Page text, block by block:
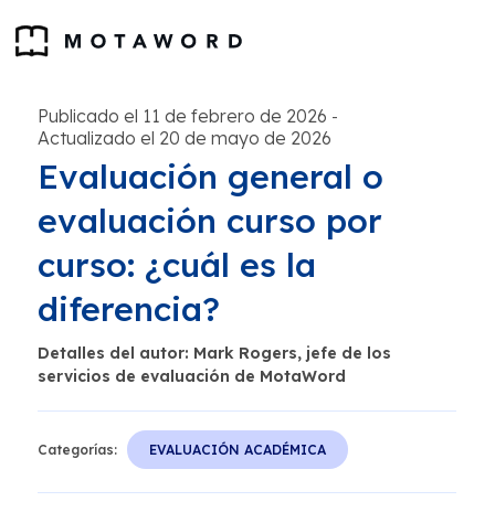
Publicado el 11 de febrero de 2026 -
Actualizado el 20 de mayo de 2026
Evaluación general o
evaluación curso por
curso: ¿cuál es la
diferencia?
Detalles del autor: Mark Rogers, jefe de los
servicios de evaluación de MotaWord
Categorías: EVALUACIÓN ACADÉMICA